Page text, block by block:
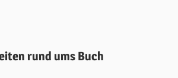
rund ums Buch